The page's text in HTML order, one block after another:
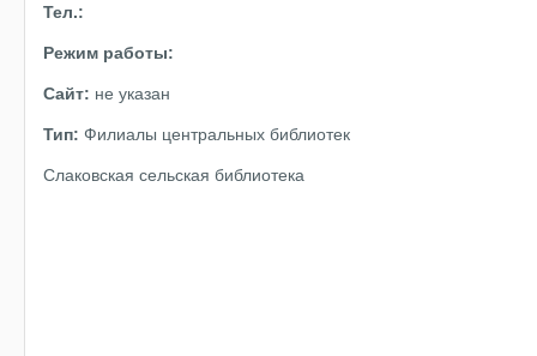
Тел.:
Режим работы:
Сайт: не указан
Тип: Филиалы центральных библиотек
Слаковская сельская библиотека